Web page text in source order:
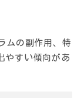
ムの副作用、特
やすい傾向があ